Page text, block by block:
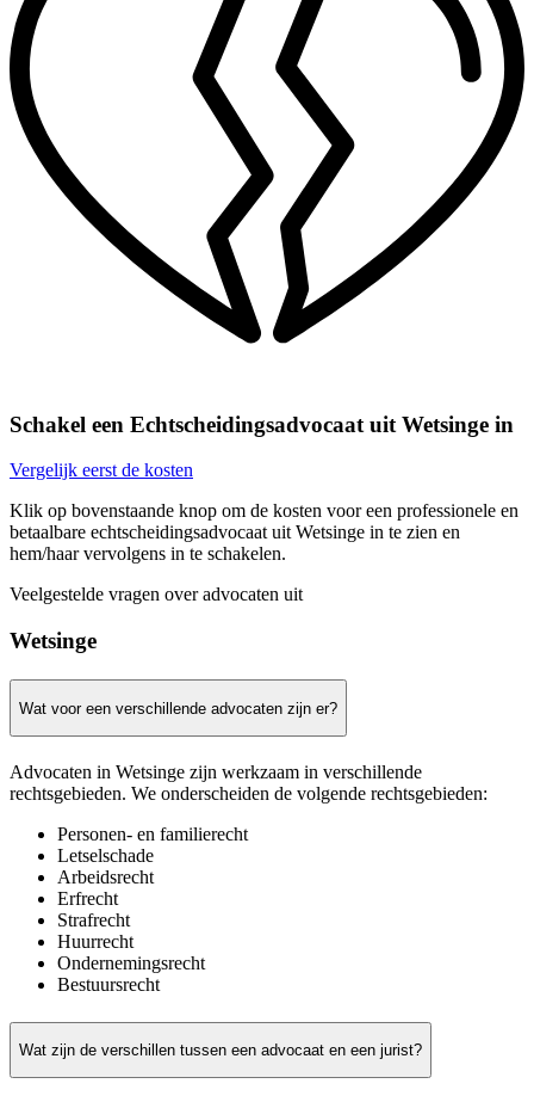
Schakel een Echtscheidingsadvocaat uit Wetsinge in
Vergelijk eerst de kosten
Klik op bovenstaande knop om de kosten voor een professionele en
betaalbare echtscheidingsadvocaat uit Wetsinge in te zien en
hem/haar vervolgens in te schakelen.
Veelgestelde vragen over advocaten uit
Wetsinge
Wat voor een verschillende advocaten zijn er?
Advocaten in Wetsinge zijn werkzaam in verschillende
rechtsgebieden. We onderscheiden de volgende rechtsgebieden:
Personen- en familierecht
Letselschade
Arbeidsrecht
Erfrecht
Strafrecht
Huurrecht
Ondernemingsrecht
Bestuursrecht
Wat zijn de verschillen tussen een advocaat en een jurist?